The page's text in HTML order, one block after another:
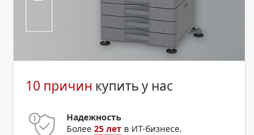
10 причин купить у нас
Надежность
Более25 лет в ИТ-бизнесе.